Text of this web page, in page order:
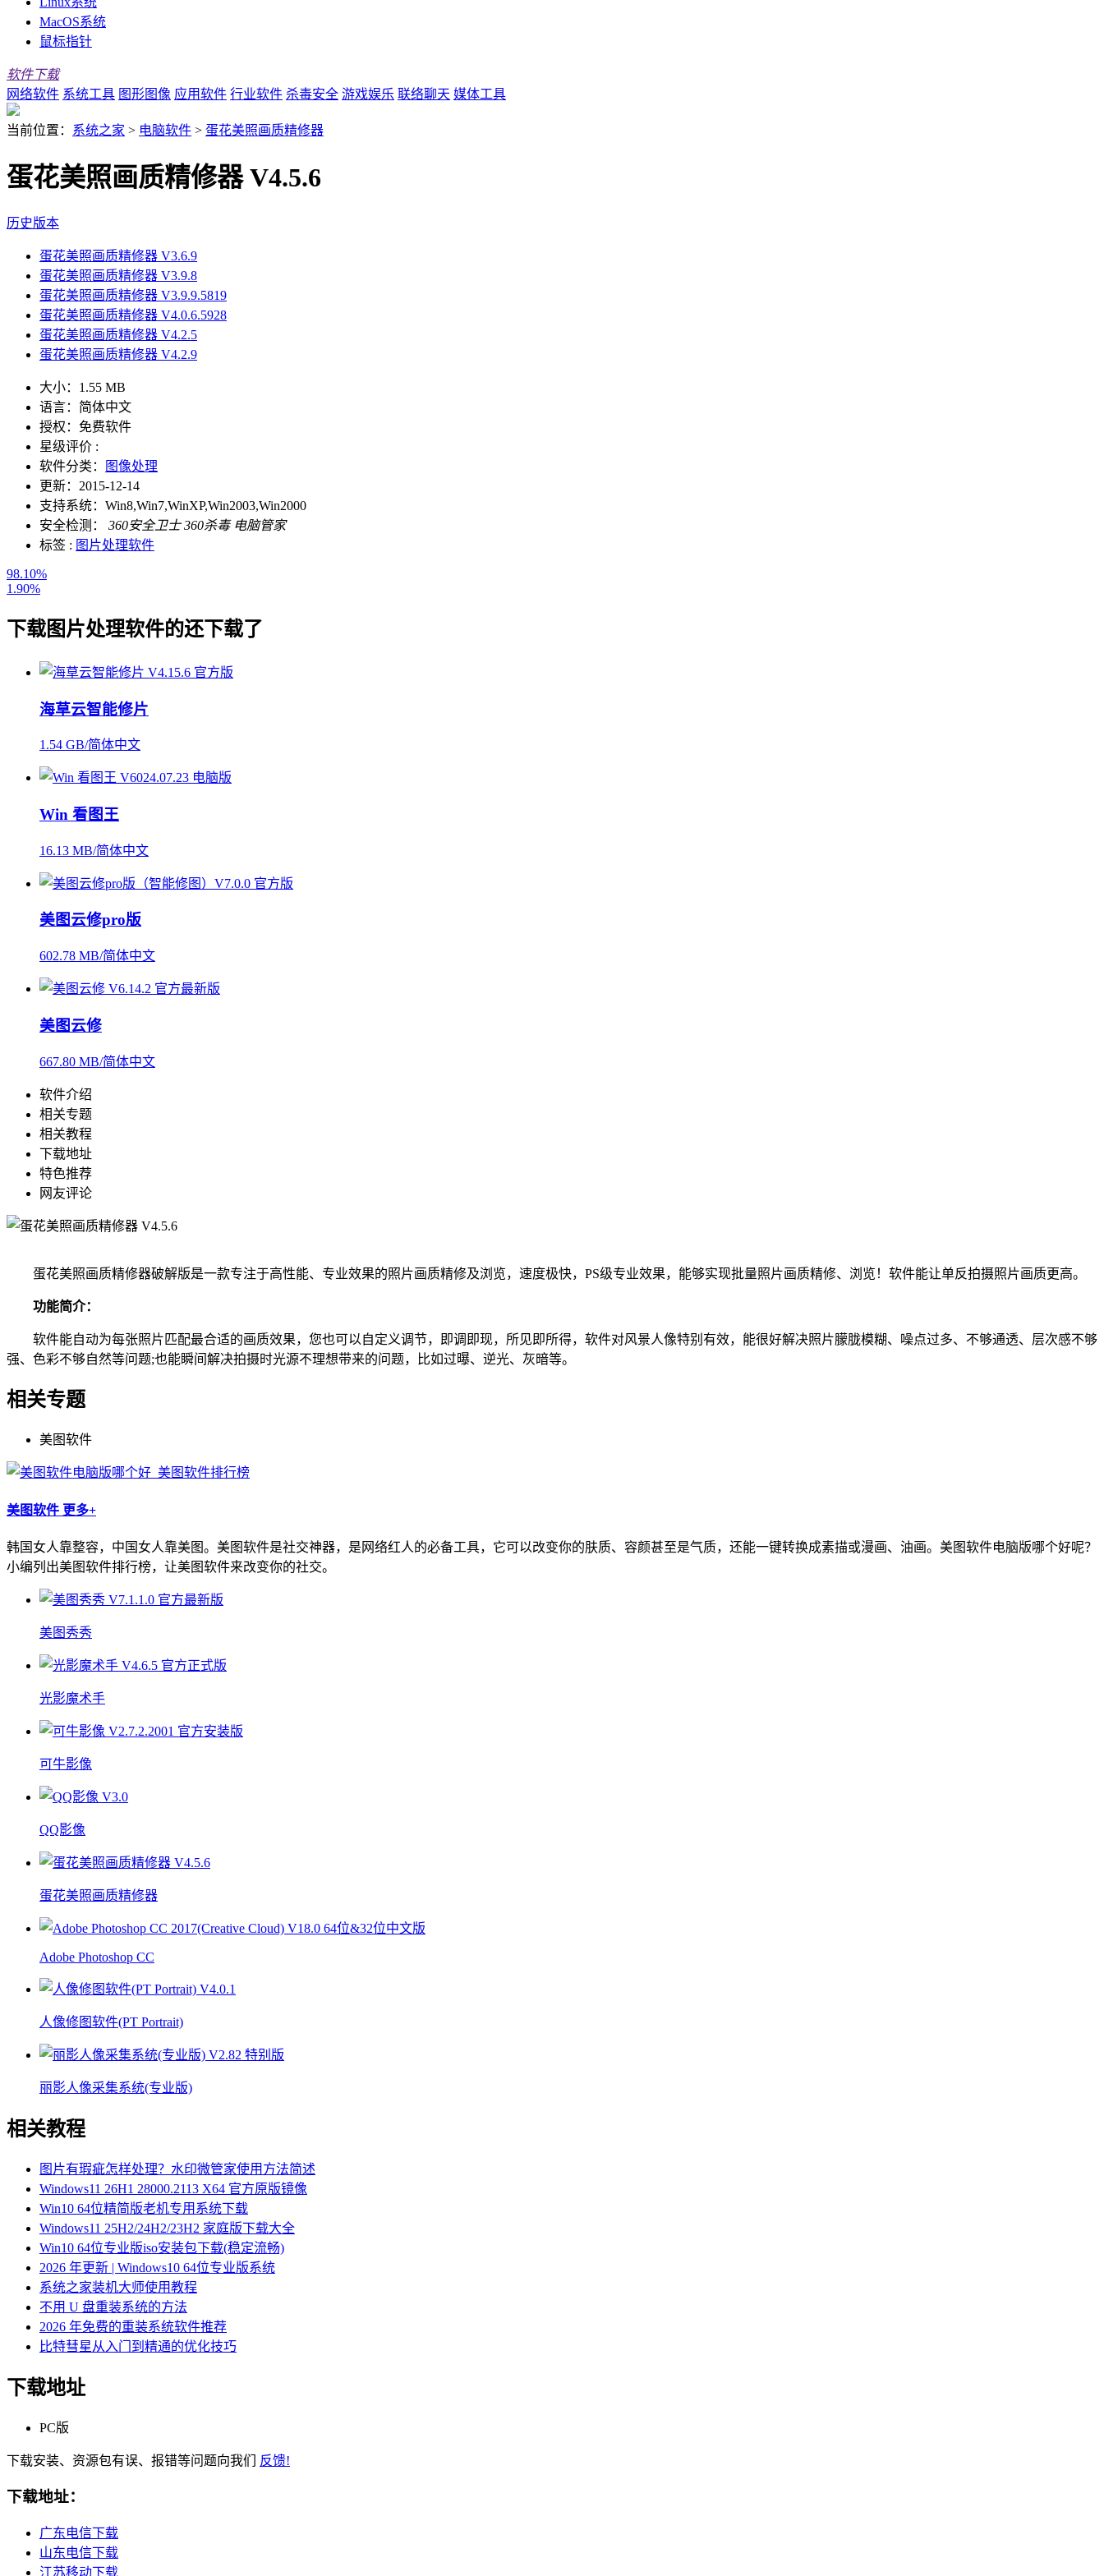
MacOS系统
鼠标指针
软件下载
网络软件 系统工具 图形图像 应用软件 行业软件 杀毒安全 游戏娱乐 联络聊天 媒体工具
当前位置： 系统之家 > 电脑软件 > 蛋花美照画质精修器
蛋花美照画质精修器 V4.5.6
历史版本
蛋花美照画质精修器 V3.6.9
蛋花美照画质精修器 V3.9.8
蛋花美照画质精修器 V3.9.9.5819
蛋花美照画质精修器 V4.0.6.5928
蛋花美照画质精修器 V4.2.5
蛋花美照画质精修器 V4.2.9
大小： 1.55 MB
语言： 简体中文
授权： 免费软件
星级评价 :
软件分类：
图像处理
更新： 2015-12-14
支持系统： Win8,Win7,WinXP,Win2003,Win2000
安全检测：
360安全卫士 360杀毒 电脑管家
标签 : 图片处理软件
98.10%
1.90%
下载图片处理软件的还下载了
海草云智能修片
1.54 GB/简体中文
Win 看图王
16.13 MB/简体中文
美图云修pro版
602.78 MB/简体中文
美图云修
667.80 MB/简体中文
软件介绍
相关专题
相关教程
下载地址
特色推荐
网友评论
蛋花美照画质精修器破解版是一款专注于高性能、专业效果的照片画质精修及浏览，速度极快，PS级专业效果，能够实现批量照片画质精修、浏览！软件能让单反拍摄照片画质更高。
功能简介：
软件能自动为每张照片匹配最合适的画质效果，您也可以自定义调节，即调即现，所见即所得，软件对风景人像特别有效，能很好解决照片朦胧模糊、噪点过多、不够通透、层次感不够
强、色彩不够自然等问题;也能瞬间解决拍摄时光源不理想带来的问题，比如过曝、逆光、灰暗等。
相关专题
美图软件
美图软件 更多+
韩国女人靠整容，中国女人靠美图。美图软件是社交神器，是网络红人的必备工具，它可以改变你的肤质、容颜甚至是气质，还能一键转换成素描或漫画、油画。美图软件电脑版哪个好呢？
小编列出美图软件排行榜，让美图软件来改变你的社交。
美图秀秀
光影魔术手
可牛影像
QQ影像
蛋花美照画质精修器
Adobe Photoshop CC
人像修图软件(PT Portrait)
丽影人像采集系统(专业版)
相关教程
图片有瑕疵怎样处理？水印微管家使用方法简述
Windows11 26H1 28000.2113 X64 官方原版镜像
Win10 64位精简版老机专用系统下载
Windows11 25H2/24H2/23H2 家庭版下载大全
Win10 64位专业版iso安装包下载(稳定流畅)
2026 年更新 | Windows10 64位专业版系统
系统之家装机大师使用教程
不用 U 盘重装系统的方法
2026 年免费的重装系统软件推荐
比特彗星从入门到精通的优化技巧
下载地址
PC版
下载安装、资源包有误、报错等问题向我们 反馈!
下载地址：
广东电信下载
山东电信下载
江苏移动下载